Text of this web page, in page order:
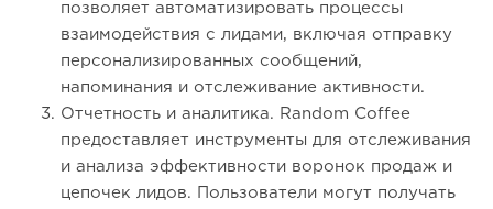
позволяет автоматизировать процессы
взаимодействия с лидами, включая отправку
персонализированных сообщений,
напоминания и отслеживание активности.
Отчетность и аналитика. Random Coffee
предоставляет инструменты для отслеживания
и анализа эффективности воронок продаж и
цепочек лидов. Пользователи могут получать